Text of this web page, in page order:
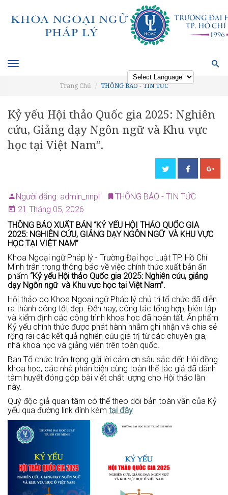
Powered by
Toggle
Trang Chủ THÔNG BÁO - TIN TỨC
Kỷ yếu Hội thảo Quốc gia 2025: Nghiên
cứu, Giảng dạy Ngôn ngữ và Khu vực
học tại Việt Nam”.
Người đăng: admin_nnpl
THÔNG BÁO - TIN TỨC
21 Tháng 05, 2026
THÔNG BÁO XUẤT BẢN “KỶ YẾU HỘI THẢO QUỐC GIA
2025: NGHIÊN CỨU, GIẢNG DẠY NGÔN NGỮ VÀ KHU VỰC
HỌC TẠI VIỆT NAM”
Khoa Ngoại ngữ Pháp lý - Trường Đại học Luật TP. Hồ Chí
Minh trân trọng thông báo về việc chính thức xuất bản ấn
phẩm “Kỷ yếu Hội thảo Quốc gia 2025: Nghiên cứu, giảng
dạy Ngôn ngữ và Khu vực học tại Việt Nam”.
Hội thảo do Khoa Ngoại ngữ Pháp lý chủ trì tổ chức đã diễn
ra thành công tốt đẹp. Đến nay, công tác tổng hợp, biên tập
và kiểm định các công trình khoa học đã hoàn tất. Ấn phẩm
Kỷ yếu chính thức được phát hành nhằm ghi nhận và chia sẻ
rộng rãi các kết quả nghiên cứu giá trị từ các chuyên gia,
nhà khoa học và giảng viên trên toàn quốc.
Ban Tổ chức trân trọng gửi lời cảm ơn sâu sắc đến Hội đồng
khoa học, các nhà phản biện cùng toàn thể tác giả đã dành
tâm huyết đóng góp bài viết chất lượng cho Hội thảo lần
này.
Quý độc giả quan tâm có thể theo dõi bản toàn văn của Kỷ
yếu qua đường link đính kèm tại đây